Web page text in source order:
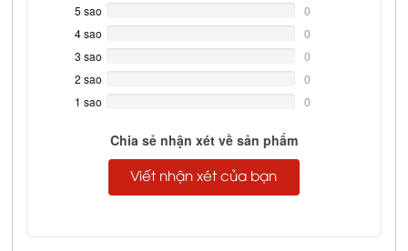
5 sao
Complete
0
4 sao
Complete
0
3 sao
Complete
0
2 sao
Complete
0
1 sao
0
Chia sẻ nhận xét về sản phẩm
Viết nhận xét của bạn